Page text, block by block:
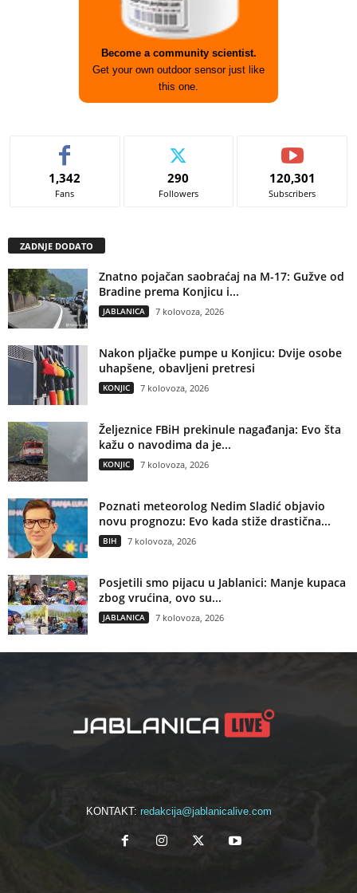
Become a community scientist.
Get your own outdoor sensor just like
this one.
1,342
Fans
290
Followers
120,301
Subscribers
ZADNJE DODATO
Znatno pojačan saobraćaj na M-17: Gužve od
Bradine prema Konjicu i...
JABLANICA 7 kolovoza, 2026
Nakon pljačke pumpe u Konjicu: Dvije osobe
uhapšene, obavljeni pretresi
KONJIC 7 kolovoza, 2026
Željeznice FBiH prekinule nagađanja: Evo šta
kažu o navodima da je...
KONJIC 7 kolovoza, 2026
Poznati meteorolog Nedim Sladić objavio
novu prognozu: Evo kada stiže drastična...
BIH 7 kolovoza, 2026
Posjetili smo pijacu u Jablanici: Manje kupaca
zbog vrućina, ovo su...
JABLANICA 7 kolovoza, 2026
KONTAKT: redakcija@jablanicalive.com